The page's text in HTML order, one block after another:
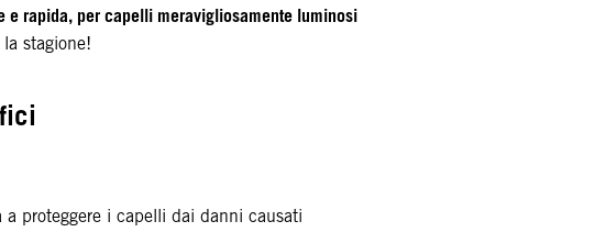
e rapida, per capelli meravigliosamente luminosi
la stagione!
a proteggere i capelli dai danni causati